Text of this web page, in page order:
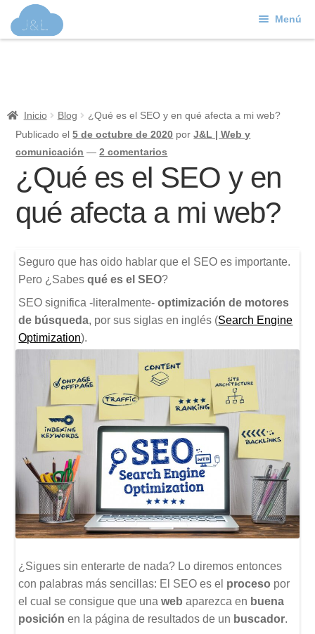
a
al
Menú
Contacto
Soporte
Inicio Blog
¿Qué es el SEO y en qué afecta a mi web?
Publicado el5 de octubre de 2020 porJ&L | Web y
comunicación —2 comentarios
¿Qué es el SEO y en
qué afecta a mi web?
Seguro que has oido hablar que el SEO es importante.
Pero ¿Sabesqué es el SEO?
SEO significa -literalmente-optimización de motores
de búsqueda, por sus siglas en inglés (Search Engine
Optimization).
¿Sigues sin enterarte de nada? Lo diremos entonces
con palabras más sencillas: El SEO es el proceso por
el cual se consigue que unaweb aparezca en buena
posición en la página de resultados de un buscador.